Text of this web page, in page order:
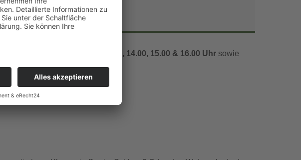
Sonntag um 11.00, 12.00, 14.00, 15.00 & 16.00 Uhr sowie